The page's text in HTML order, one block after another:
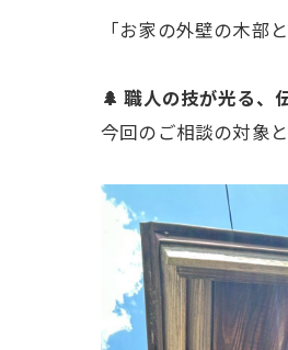
「お家の外壁の木部
🌲 職人の技が光る、
今回のご相談の対象